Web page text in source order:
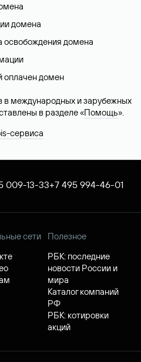
домена
освобождения домена
оплачен домен
международных и зарубежных
в разделе «Помощь».
сервиса
009-13-33+7 495 994-46-01
сети
Полезное
РБК: последние
новости России и
мира
Каталог компаний
РФ
РБК: котировки
акций